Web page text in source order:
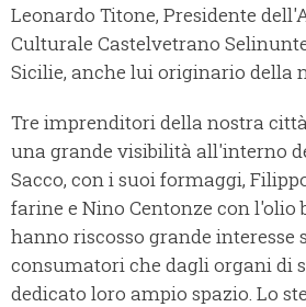
Leonardo Titone, Presidente
Culturale Castelvetrano
Sicilie, anche lui originario della
Tre imprenditori della nostra
una grande visibilità all'interno
Sacco, con i suoi formaggi,
farine e Nino Centonze con l'olio
hanno riscosso grande interesse
consumatori che dagli organi di
dedicato loro ampio spazio. Lo